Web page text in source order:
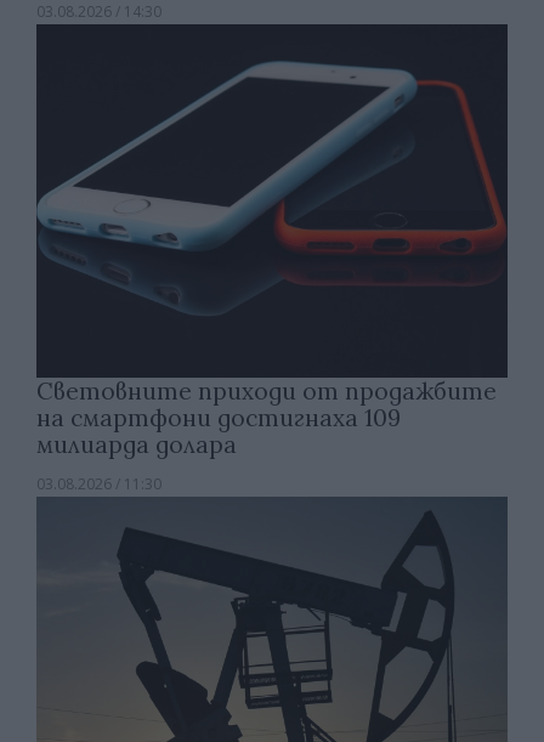
03.08.2026 / 14:30
Световните приходи от продажбите
на смартфони достигнаха 109
милиарда долара
03.08.2026 / 11:30